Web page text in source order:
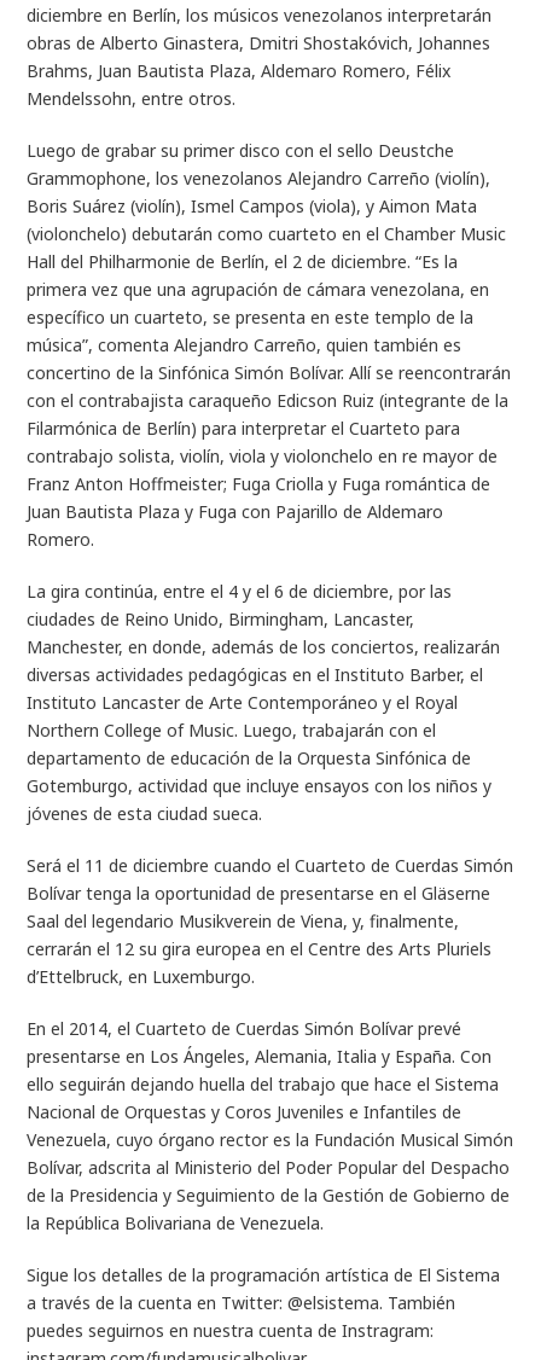
diciembre en Berlín, los músicos venezolanos interpretarán
obras de Alberto Ginastera, Dmitri Shostakóvich, Johannes
Brahms, Juan Bautista Plaza, Aldemaro Romero, Félix
Mendelssohn, entre otros.
Luego de grabar su primer disco con el sello Deustche
Grammophone, los venezolanos Alejandro Carreño (violín),
Boris Suárez (violín), Ismel Campos (viola), y Aimon Mata
(violonchelo) debutarán como cuarteto en el Chamber Music
Hall del Philharmonie de Berlín, el 2 de diciembre. “Es la
primera vez que una agrupación de cámara venezolana, en
específico un cuarteto, se presenta en este templo de la
música”, comenta Alejandro Carreño, quien también es
concertino de la Sinfónica Simón Bolívar. Allí se reencontrarán
con el contrabajista caraqueño Edicson Ruiz (integrante de la
Filarmónica de Berlín) para interpretar el Cuarteto para
contrabajo solista, violín, viola y violonchelo en re mayor de
Franz Anton Hoffmeister; Fuga Criolla y Fuga romántica de
Juan Bautista Plaza y Fuga con Pajarillo de Aldemaro
Romero.
La gira continúa, entre el 4 y el 6 de diciembre, por las
ciudades de Reino Unido, Birmingham, Lancaster,
Manchester, en donde, además de los conciertos, realizarán
diversas actividades pedagógicas en el Instituto Barber, el
Instituto Lancaster de Arte Contemporáneo y el Royal
Northern College of Music. Luego, trabajarán con el
departamento de educación de la Orquesta Sinfónica de
Gotemburgo, actividad que incluye ensayos con los niños y
jóvenes de esta ciudad sueca.
Será el 11 de diciembre cuando el Cuarteto de Cuerdas Simón
Bolívar tenga la oportunidad de presentarse en el Gläserne
Saal del legendario Musikverein de Viena, y, finalmente,
cerrarán el 12 su gira europea en el Centre des Arts Pluriels
d’Ettelbruck, en Luxemburgo.
En el 2014, el Cuarteto de Cuerdas Simón Bolívar prevé
presentarse en Los Ángeles, Alemania, Italia y España. Con
ello seguirán dejando huella del trabajo que hace el Sistema
Nacional de Orquestas y Coros Juveniles e Infantiles de
Venezuela, cuyo órgano rector es la Fundación Musical Simón
Bolívar, adscrita al Ministerio del Poder Popular del Despacho
de la Presidencia y Seguimiento de la Gestión de Gobierno de
la República Bolivariana de Venezuela.
Sigue los detalles de la programación artística de El Sistema
a través de la cuenta en Twitter: @elsistema. También
puedes seguirnos en nuestra cuenta de Instragram: